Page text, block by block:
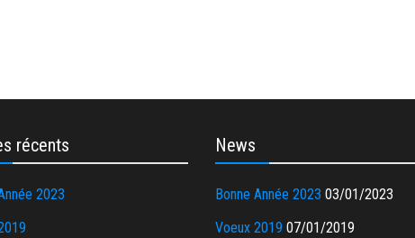
récents
2023
News
Bonne Année 2023 03/01/2023
Voeux 2019 07/01/2019